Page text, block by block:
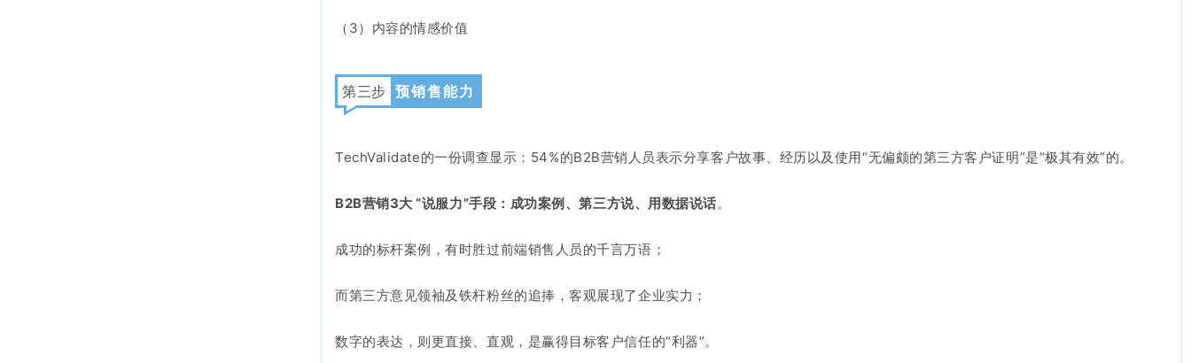
（3）内容的情感价值
第三步 预销售能力
TechValidate的一份调查显示：54%的B2B营销人员表示分享客户故事、经历以及使用“无偏颇的第三方客户证明”是“极其有效”的。
B2B营销3大 “说服力”手段： 成功案例、第三方说、用数据说话。
成功的标杆案例，有时胜过前端销售人员的千言万语；
而第三方意见领袖及铁杆粉丝的追捧，客观展现了企业实力；
数字的表达，则更直接、直观，是赢得目标客户信任的“利器”。